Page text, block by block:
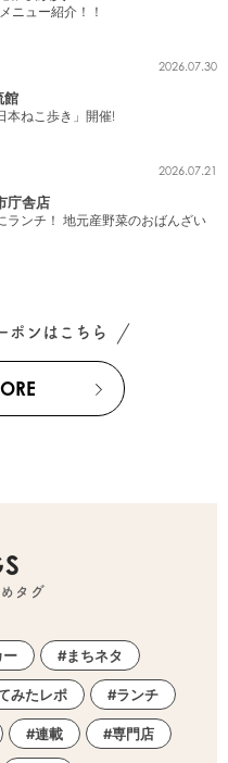
ニュー紹介！！
2026.07.30
館
本ねこ歩き」開催!
2026.07.21
庁舎店
ランチ！ 地元産野菜のおばんざい
ポンはこちら
タグ
ー まちネタ
みたレポ ランチ
連載 専門店